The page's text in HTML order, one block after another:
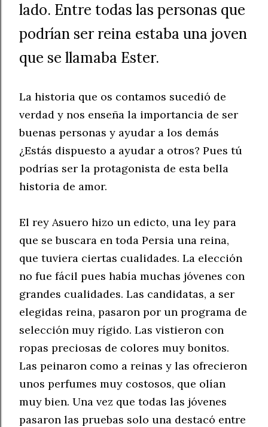
lado. Entre todas las personas que
podrían ser reina estaba una joven
que se llamaba Ester.
La historia que os contamos sucedió de
verdad y nos enseña la importancia de ser
buenas personas y ayudar a los demás
¿Estás dispuesto a ayudar a otros? Pues tú
podrías ser la protagonista de esta bella
historia de amor.
El rey Asuero hizo un edicto, una ley para
que se buscara en toda Persia una reina,
que tuviera ciertas cualidades. La elección
no fue fácil pues había muchas jóvenes con
grandes cualidades. Las candidatas, a ser
elegidas reina, pasaron por un programa de
selección muy rígido. Las vistieron con
ropas preciosas de colores muy bonitos.
Las peinaron como a reinas y las ofrecieron
unos perfumes muy costosos, que olían
muy bien. Una vez que todas las jóvenes
pasaron las pruebas solo una destacó entre